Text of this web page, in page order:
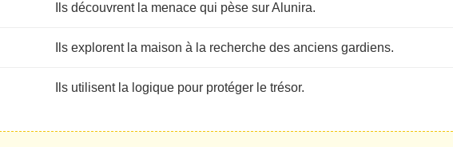
Ils découvrent la menace qui pèse sur Alunira.
Ils explorent la maison à la recherche des anciens gardiens.
Ils utilisent la logique pour protéger le trésor.